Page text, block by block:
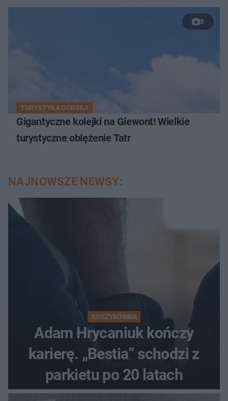
8
TURYSTYKA GÓRSKA
Gigantyczne kolejki na Giewont! Wielkie
turystyczne oblężenie Tatr
NAJNOWSZE NEWSY:
KOSZYKÓWKA
Adam Hrycaniuk kończy
karierę. „Bestia” schodzi z
parkietu po 20 latach